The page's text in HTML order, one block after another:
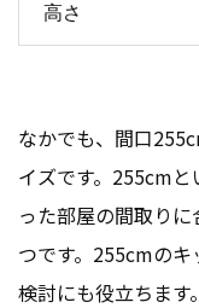
高さ
なかでも、間口
イズです。255cm
った部屋の間取り
つです。255cmの
検討にも役立ちます。